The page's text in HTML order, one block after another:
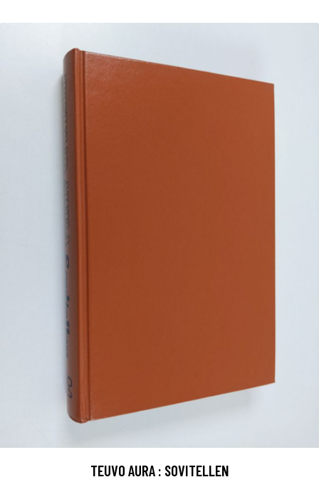
TEUVO AURA : SOVITELLEN